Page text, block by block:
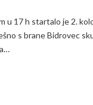
u 17 h startalo je 2.
s brane Bidrovec